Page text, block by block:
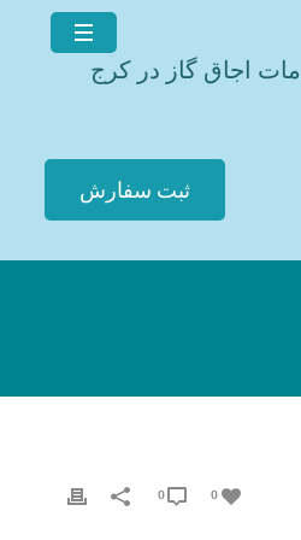
اجاق گاز در کرج
ثبت سفارش
0